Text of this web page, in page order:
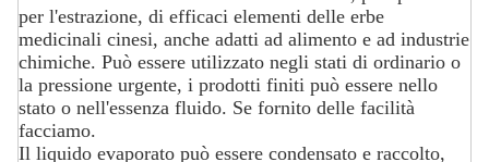
per l'estrazione, di efficaci elementi delle erbe
medicinali cinesi, anche adatti ad alimento e ad industrie
chimiche. Può essere utilizzato negli stati di ordinario o
la pressione urgente, i prodotti finiti può essere nello
stato o nell'essenza fluido. Se fornito delle facilità
facciamo.
Il liquido evaporato può essere condensato e raccolto,